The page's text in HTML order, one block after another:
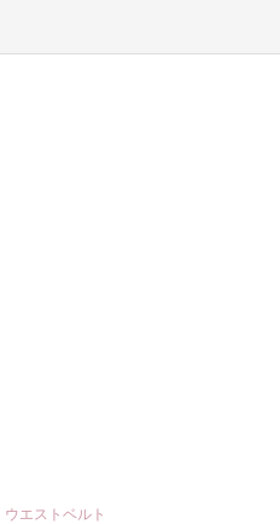
エストベルト